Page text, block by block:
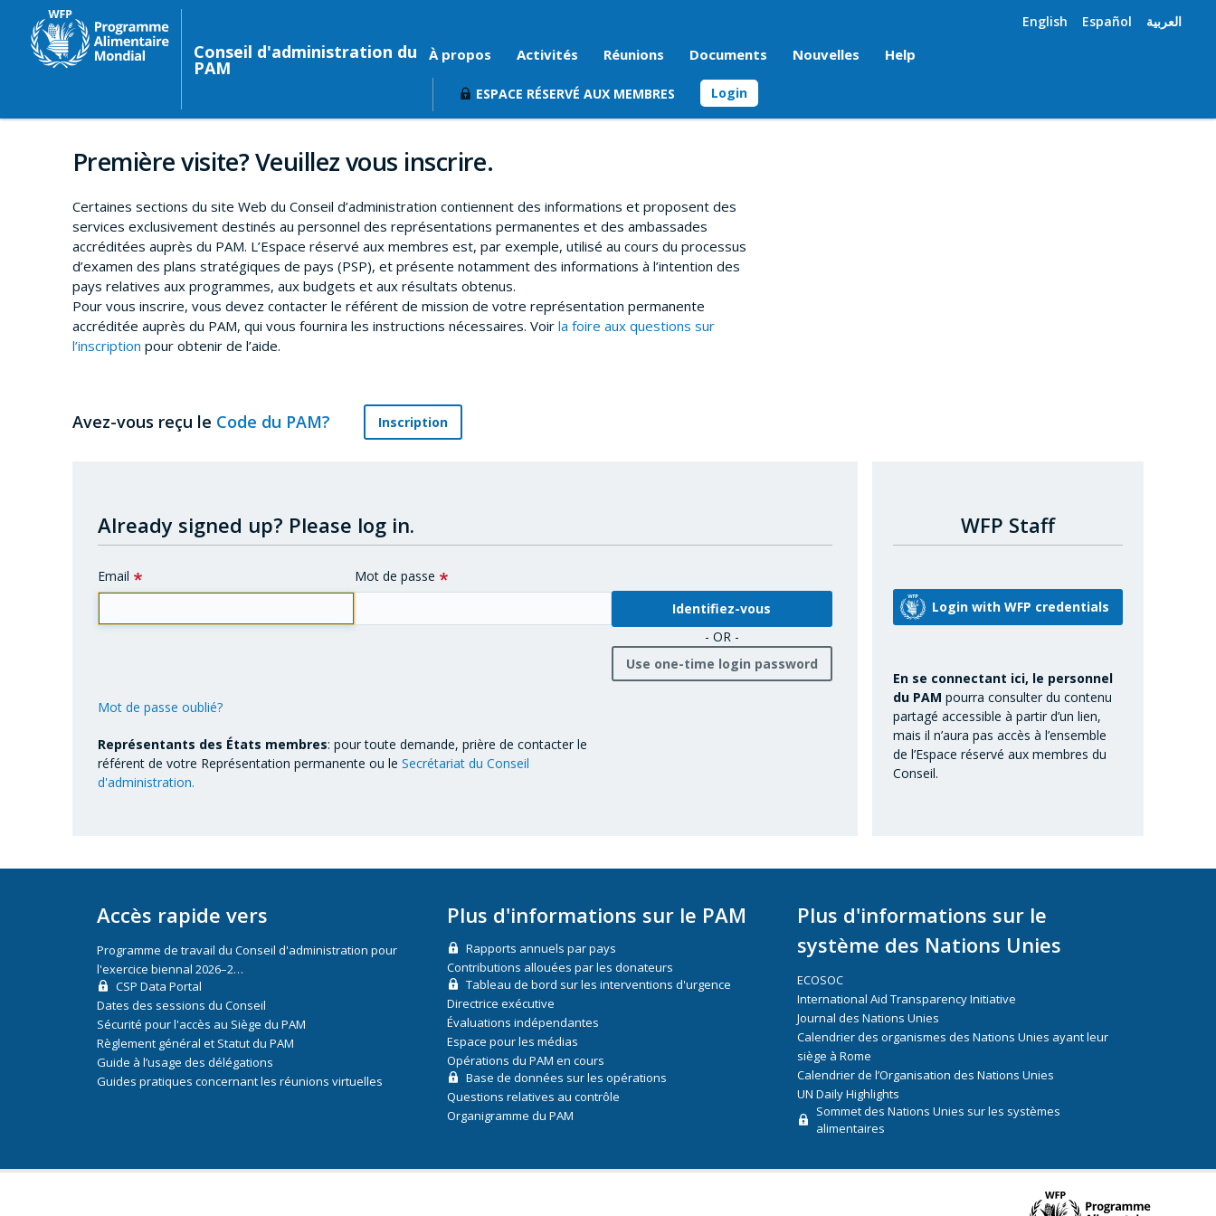
Conseil d'administration du
PAM
English Español العربية
À propos Activités Réunions Documents Nouvelles Help
ESPACE RÉSERVÉ AUX MEMBRES Login
Première visite? Veuillez vous inscrire.
Certaines sections du site Web du Conseil d’administration contiennent des informations et proposent des
services exclusivement destinés au personnel des représentations permanentes et des ambassades
accréditées auprès du PAM. L’Espace réservé aux membres est, par exemple, utilisé au cours du processus
d’examen des plans stratégiques de pays (PSP), et présente notamment des informations à l’intention des
pays relatives aux programmes, aux budgets et aux résultats obtenus.
Pour vous inscrire, vous devez contacter le référent de mission de votre représentation permanente
accréditée auprès du PAM, qui vous fournira les instructions nécessaires. Voir la foire aux questions sur
l’inscription pour obtenir de l’aide.
Avez-vous reçu le Code du PAM? Inscription
WFP Staff
En se connectant ici, le personnel
du PAM pourra consulter du contenu
partagé accessible à partir d’un lien,
mais il n’aura pas accès à l’ensemble
de l’Espace réservé aux membres du
Conseil.
Already signed up? Please log in.
Email Mot de passe
- OR -
Use one-time login password
Mot de passe oublié?
Représentants des États membres: pour toute demande, prière de contacter le
référent de votre Représentation permanente ou le Secrétariat du Conseil
d'administration.
Accès rapide vers
Programme de travail du Conseil d'administration pour
l'exercice biennal 2026–2…
CSP Data Portal
Dates des sessions du Conseil
Sécurité pour l'accès au Siège du PAM
Règlement général et Statut du PAM
Guide à l’usage des délégations
Guides pratiques concernant les réunions virtuelles
Plus d'informations sur le PAM
Rapports annuels par pays
Contributions allouées par les donateurs
Tableau de bord sur les interventions d'urgence
Directrice exécutive
Évaluations indépendantes
Espace pour les médias
Opérations du PAM en cours
Base de données sur les opérations
Questions relatives au contrôle
Organigramme du PAM
Plus d'informations sur le
système des Nations Unies
ECOSOC
International Aid Transparency Initiative
Journal des Nations Unies
Calendrier des organismes des Nations Unies ayant leur
siège à Rome
Calendrier de l’Organisation des Nations Unies
UN Daily Highlights
Sommet des Nations Unies sur les systèmes
alimentaires